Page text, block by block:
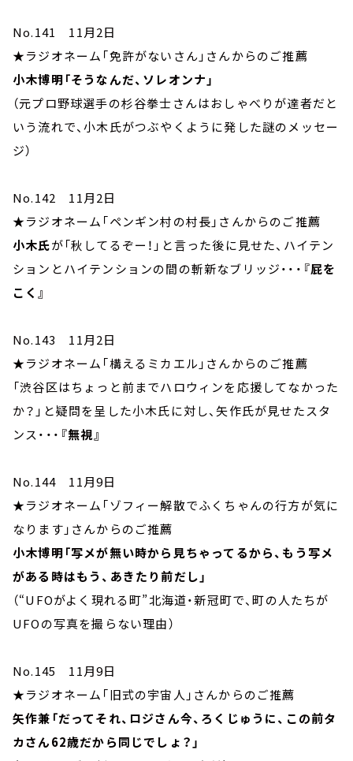
No.141 11月2日
★ラジオネーム「免許がないさん」さんからのご推薦
小木博明「そうなんだ、ソレオンナ」
（元プロ野球選手の杉谷拳士さんはおしゃべりが達者だと
いう流れで、小木氏がつぶやくように発した謎のメッセー
ジ）
No.142 11月2日
★ラジオネーム「ペンギン村の村長」さんからのご推薦
小木氏が「秋してるぞー！」と言った後に見せた、ハイテン
ションとハイテンションの間の斬新なブリッジ・・・ 『屁を
こく』
No.143 11月2日
★ラジオネーム「構えるミカエル」さんからのご推薦
「渋谷区はちょっと前までハロウィンを応援してなかった
か？」と疑問を呈した小木氏に対し、矢作氏が見せたスタ
ンス・・・ 『無視』
No.144 11月9日
★ラジオネーム「ゾフィー解散でふくちゃんの行方が気に
なります」さんからのご推薦
小木博明「写メが無い時から見ちゃってるから、もう写メ
がある時はもう、あきたり前だし」
（“UFOがよく現れる町”北海道・新冠町で、町の人たちが
UFOの写真を撮らない理由）
No.145 11月9日
★ラジオネーム「旧式の宇宙人」さんからのご推薦
矢作兼「だってそれ、ロジさん今、ろくじゅうに、この前タ
カさん62歳だから同じでしょ？」